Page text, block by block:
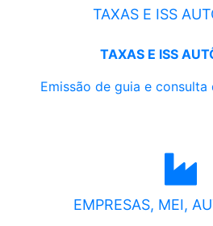
TAXAS E ISS
TAXAS E ISS
Emissão de guia e
EMPRESAS, MEI,